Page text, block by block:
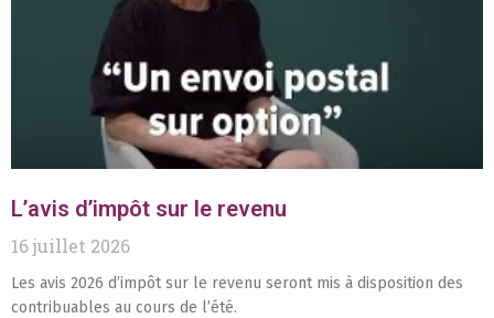
L’avis d’impôt sur le revenu
16 juillet 2026
Les avis 2026 d’impôt sur le revenu seront mis à disposition des
contribuables au cours de l’été.